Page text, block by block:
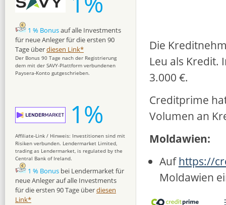
Die
Leu als Kredit.
3.000 €.
Creditprime
Volumen an
Moldawien:
Aufhttps://
Moldawien
1 % Bonusauf alle Investments
für neue Anleger für die ersten 90
Tage überdiesen Link*
Der Bonus 90 Tage nach der Registrierung
dem mit der SAVY-Plattform verbundenen
Paysera-Konto gutgeschrieben.
1%
Affiliate-Link / Hinweis: Investitionen sind mit
Risiken verbunden. Lendermarket Limited,
trading as Lendermarket, is regulated by the
Central Bank of Ireland.
1 % Bonus bei Lendermarket für
neue Anleger auf alle Investments
für die ersten 90 Tage überdiesen
Link*